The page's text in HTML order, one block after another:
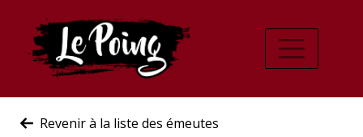
Revenir à la liste des émeutes